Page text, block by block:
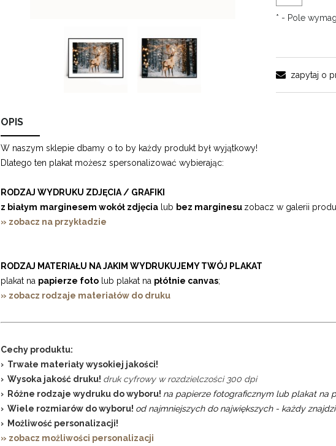
* - Pole
zapytaj o
OPIS
W naszym sklepie dbamy o to by każdy produkt był wyjątkowy!
Dlatego ten plakat możesz spersonalizować wybierając:
RODZAJ WYDRUKU ZDJĘCIA / GRAFIKI
z białym marginesem wokół zdjęcia lub bez marginesu zobacz w galerii
» zobacz na przykładzie
RODZAJ MATERIAŁU NA JAKIM WYDRUKUJEMY TWÓJ PLAKAT
plakat na papierze foto lub plakat na płótnie canvas;
» zobacz rodzaje materiałów do druku
Cechy produktu:
› Trwałe materiały wysokiej jakości!
› Wysoka jakość druku! druk cyfrowy w rozdzielczości 300 dpi
› Różne rodzaje wydruku do wyboru! na papierze fotograficznym lub plakat na
› Wiele rozmiarów do wyboru! od najmniejszych do największych - każdy
› Możliwość personalizacji!
» zobacz możliwości personalizacji